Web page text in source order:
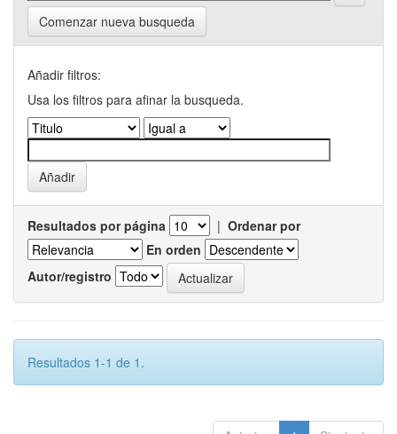
Comenzar nueva busqueda
Añadir filtros:
Usa los filtros para afinar la busqueda.
Resultados por página | Ordenar por
En orden
Autor/registro
Resultados 1-1 de 1.